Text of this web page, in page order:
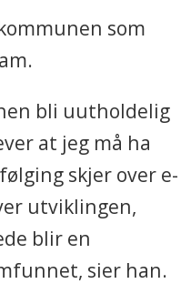
som
bli uutholdelig
at jeg må ha
skjer over e-
utviklingen,
blir en
sier han.